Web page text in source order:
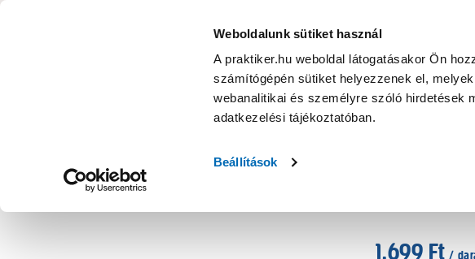
Weboldalunk sütiket használ
A praktiker.hu weboldal látogatásakor Ön
számítógépén sütiket helyezzenek el,
webanalitikai és személyre szóló hirdetések
adatkezelési tájékoztatóban.
Beállítások
KATEGÓRIÁK
Nyereményjáték Praktiker Professional
1.699 Ft /